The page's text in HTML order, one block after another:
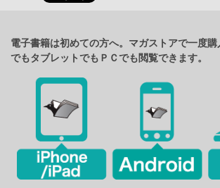
電子書籍は初めての方へ。マガストアで一度
でもタブレットでもＰＣでも閲覧できます。